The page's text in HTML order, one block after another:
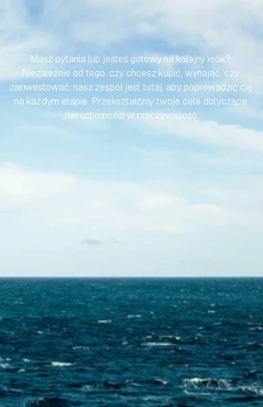
BEZWYSIŁKOWA
Masz pytania lub jesteś gotowy na kolejny krok?
Niezależnie od tego, czy chcesz kupić, wynająć, czy
zainwestować, nasz zespół jest tutaj, aby poprowadzić cię
na każdym etapie. Przekształćmy twoje cele dotyczące
nieruchomości w rzeczywistość.
Skontaktuj się z nami